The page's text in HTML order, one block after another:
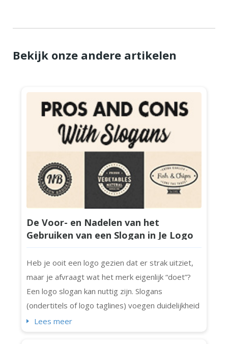
Bekijk onze andere artikelen
De Voor- en Nadelen van het
Gebruiken van een Slogan in Je Logo
Heb je ooit een logo gezien dat er strak uitziet,
maar je afvraagt wat het merk eigenlijk “doet”?
Een logo slogan kan nuttig zijn. Slogans
(ondertitels of logo taglines) voegen duidelijkheid
en persoonlijkheid (en een beetje extra punch)
Lees meer